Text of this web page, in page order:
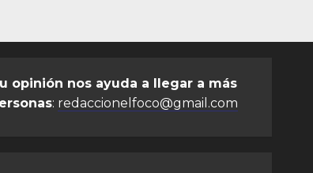
opinión nos ayuda a llegar a más
: redaccionelfoco@gmail.com